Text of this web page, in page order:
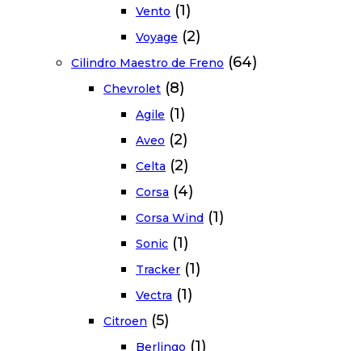
Vento (1)
Voyage (2)
Cilindro Maestro de Freno (64)
Chevrolet (8)
Agile (1)
Aveo (2)
Celta (2)
Corsa (4)
Corsa Wind (1)
Sonic (1)
Tracker (1)
Vectra (1)
Citroen (5)
Berlingo (1)